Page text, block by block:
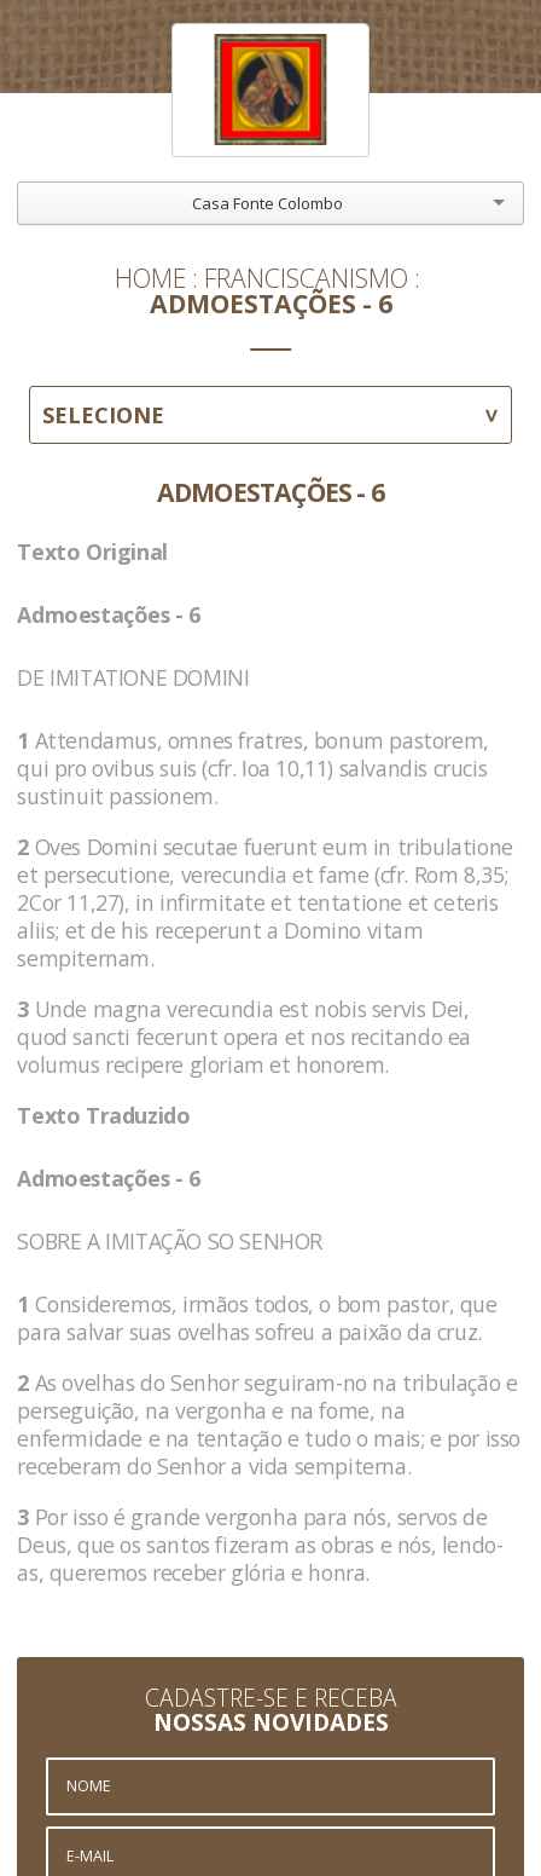
Casa Fonte Colombo
HOME FRANCISCANISMO
ADMOESTAÇÕES - 6
SELECIONE
ADMOESTAÇÕES - 6
Texto Original
Admoestações - 6
DE IMITATIONE DOMINI
1 Attendamus, omnes fratres, bonum pastorem,
qui pro ovibus suis (cfr. Ioa 10,11) salvandis crucis
sustinuit passionem.
2 Oves Domini secutae fuerunt eum in tribulatione
et persecutione, verecundia et fame (cfr. Rom 8,35;
2Cor 11,27), in infirmitate et tentatione et ceteris
aliis; et de his receperunt a Domino vitam
sempiternam.
3 Unde magna verecundia est nobis servis Dei,
quod sancti fecerunt opera et nos recitando ea
volumus recipere gloriam et honorem.
Texto Traduzido
Admoestações - 6
SOBRE A IMITAÇÃO SO SENHOR
1 Consideremos, irmãos todos, o bom pastor, que
para salvar suas ovelhas sofreu a paixão da cruz.
2 As ovelhas do Senhor seguiram-no na tribulação e
perseguição, na vergonha e na fome, na
enfermidade e na tentação e tudo o mais; e por isso
receberam do Se­nhor a vida sempiterna.
3 Por isso é gran­de vergonha para nós, servos de
Deus, que os santos fi­zeram as obras e nós, lendo-
as, queremos receber glória e honra.
CADASTRE-SE E RECEBA
NOSSAS NOVIDADES